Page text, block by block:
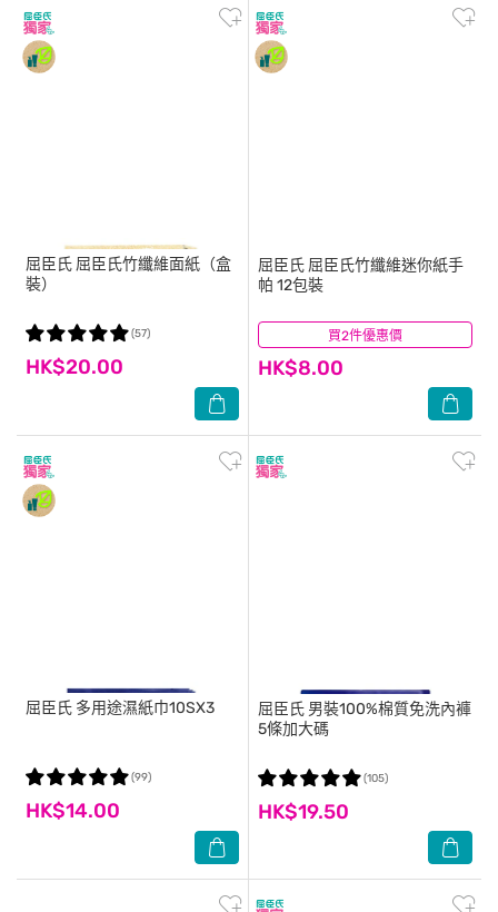
屈臣氏 屈臣氏竹纖維面紙（盒
裝）
HK$20.00
(57) 買2件優惠價
屈臣氏 屈臣氏竹纖維迷你紙手
帕 12包裝
HK$8.00
(124)
屈臣氏 多用途濕紙巾10SX3
HK$14.00
(99)
屈臣氏 男裝100%棉質免洗內褲
5條加大碼
HK$19.50
(105)